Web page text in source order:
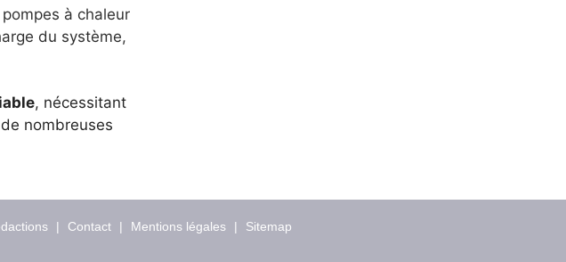
à chaleur
du système,
, nécessitant
nombreuses
| Contact | Mentions légales | Sitemap